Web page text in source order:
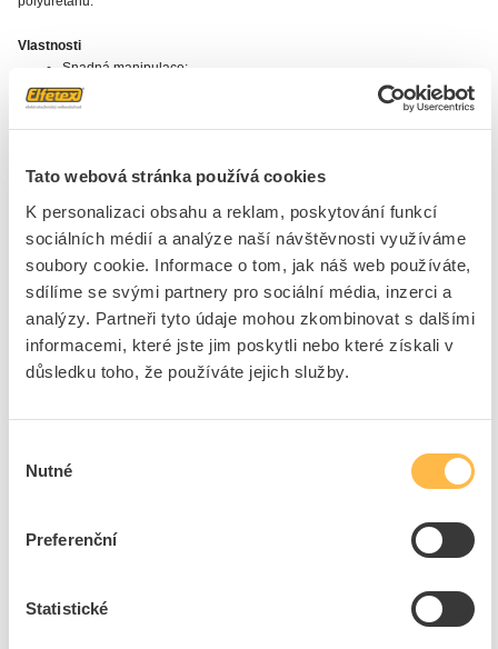
Tato webová stránka používá cookies
K personalizaci obsahu a reklam, poskytování funkcí
sociálních médií a analýze naší návštěvnosti využíváme
soubory cookie. Informace o tom, jak náš web používáte,
sdílíme se svými partnery pro sociální média, inzerci a
analýzy. Partneři tyto údaje mohou zkombinovat s dalšími
informacemi, které jste jim poskytli nebo které získali v
důsledku toho, že používáte jejich služby.
souhlasu
Nutné
Preferenční
Statistické
Vlastnosti
Snadná manipulace;
Rychle vytvrzující, vysoká pevnost;
Extrémně rychlé vytvrzení bez ohledu na velikost vyplňovaného
Vysoká přilnavost a lepivost k různým podkladům – beton, kámen,
dřevo, plasty;
Použití
Montáže výkladů, okenních rámů velkých rozměrů a dveřních
zárubní;
Vyplňování montážních prostorů mezi panely, s požadavkem na
vysokou pevnost;
Značka
+